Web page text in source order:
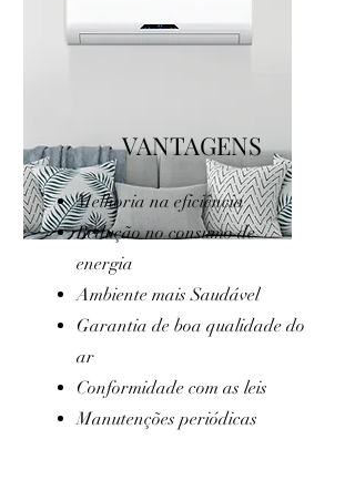
VANTAGENS
Melhoria na eficiência
Redução no consumo de
energia
Ambiente mais Saudável
Garantia de boa qualidade do
ar
Conformidade com as leis
Manutenções periódicas